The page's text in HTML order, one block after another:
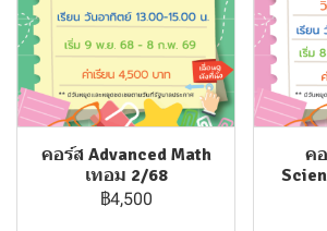
คอร์ส Advanced Math
เทอม 2/68
฿4,500
ค